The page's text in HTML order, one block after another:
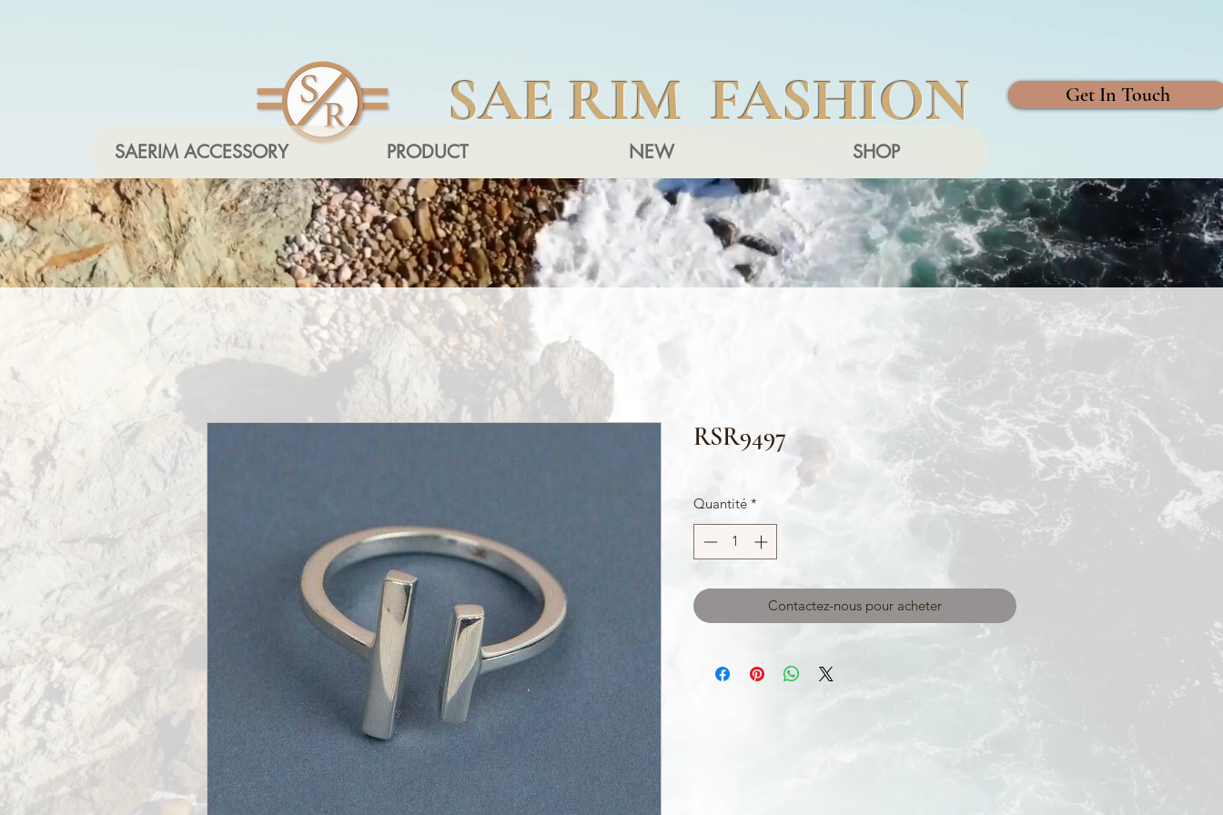
SAE RIM FASHION
SAERIM ACCESSORY PRODUCT NEW SHOP
Get In Touch
RSR9497
Quantité *
Contactez-nous pour acheter